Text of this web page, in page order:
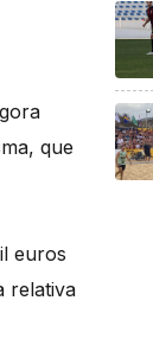
que
euros
relativa